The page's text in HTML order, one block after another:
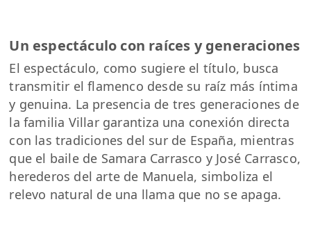
Un espectáculo con raíces y generaciones
El espectáculo, como sugiere el título, busca
transmitir el flamenco desde su raíz más íntima
y genuina. La presencia de tres generaciones de
la familia Villar garantiza una conexión directa
con las tradiciones del sur de España, mientras
que el baile de Samara Carrasco y José Carrasco,
herederos del arte de Manuela, simboliza el
relevo natural de una llama que no se apaga.